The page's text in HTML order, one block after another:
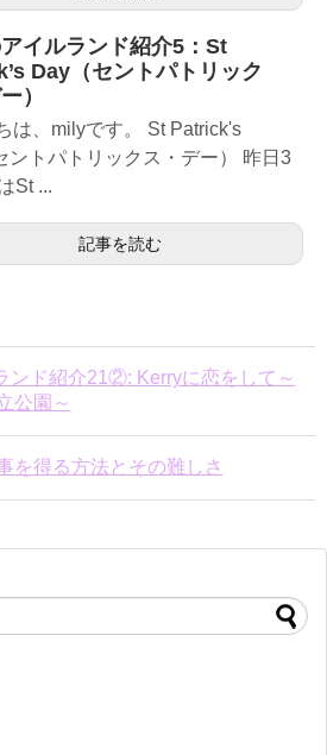
イルランド紹介5：St
Day（セントパトリック
）
は、milyです。 St Patrick's
ントパトリックス・デー） 昨日3
St ...
記事を読む
ンド紹介21②: Kerryに恋をして～
公園～
を得る方法とその難しさ